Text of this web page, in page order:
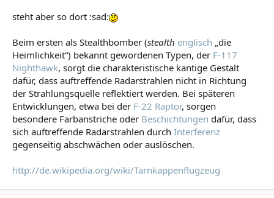
steht aber so dort :sad:
Beim ersten als Stealthbomber (stealth englisch „die
Heimlichkeit“) bekannt gewordenen Typen, der F-117
Nighthawk, sorgt die charakteristische kantige Gestalt
dafür, dass auftreffende Radarstrahlen nicht in Richtung
der Strahlungsquelle reflektiert werden. Bei späteren
Entwicklungen, etwa bei der F-22 Raptor, sorgen
besondere Farbanstriche oder Beschichtungen dafür, dass
sich auftreffende Radarstrahlen durch Interferenz
gegenseitig abschwächen oder auslöschen.
http://de.wikipedia.org/wiki/Tarnkappenflugzeug